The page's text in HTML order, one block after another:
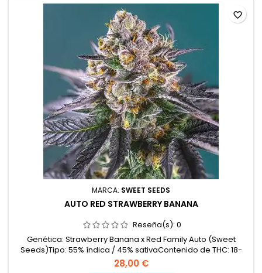
MARCA: SWEET SEEDS
AUTO RED STRAWBERRY BANANA
Reseña(s): 0
Genética: Strawberry Banana x Red Family Auto (Sweet
Seeds)Tipo: 55% índica / 45% sativaContenido de THC: 18-
22%Ciclo completo: 8-9 semanas desde la
28,00 €
favorite_border